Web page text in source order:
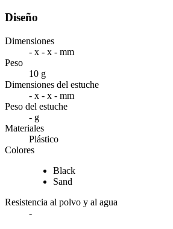
Diseño
Dimensiones
- x - x - mm
Peso
10 g
Dimensiones del estuche
- x - x - mm
Peso del estuche
- g
Materiales
Plástico
Colores
Black
Sand
Resistencia al polvo y al agua
-